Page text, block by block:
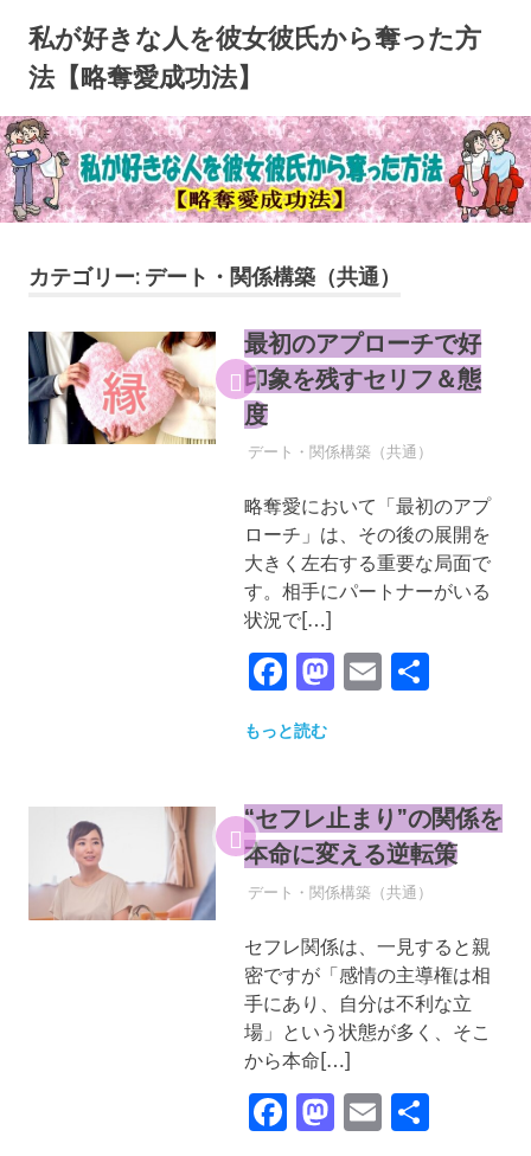
ツ
へ
ス
キ
私が好きな人を彼女彼氏から奪った方
法【略奪愛成功法】
カテゴリー: デート・関係構築（共通）
最初のアプローチで好
印象を残すセリフ＆態
度
2026年5月20日
YYYPRO
デート・関係構築（共通）
略奪愛において「最初のアプ
ローチ」は、その後の展開を
大きく左右する重要な局面で
す。相手にパートナーがいる
状況で[…]
Facebook
Mastodon
Email
共
もっと読む
“セフレ止まり”の関係を
本命に変える逆転策
2026年5月15日
YYYPRO
デート・関係構築（共通）
セフレ関係は、一見すると親
密ですが「感情の主導権は相
手にあり、自分は不利な立
場」という状態が多く、そこ
から本命[…]
Facebook
Mastodon
Email
共